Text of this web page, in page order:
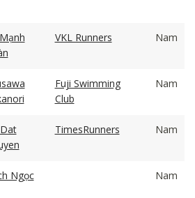
VKL Runners Nam
Fuji Swimming
Club
Nam
TimesRunners Nam
Ngọc
Nam